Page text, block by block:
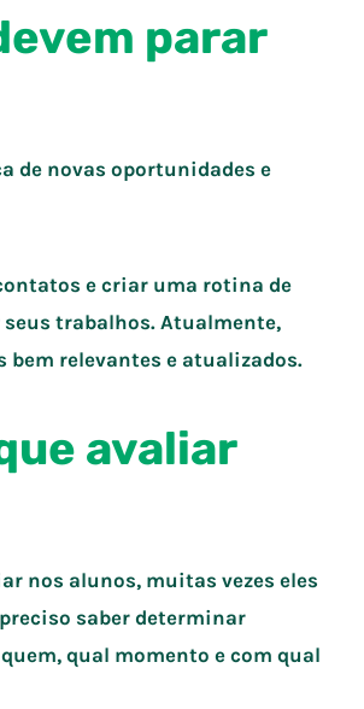
parar
de novas oportunidades e
e criar uma rotina de
trabalhos. Atualmente,
relevantes e atualizados.
avaliar
nos alunos, muitas vezes eles
saber determinar
qual momento e com qual